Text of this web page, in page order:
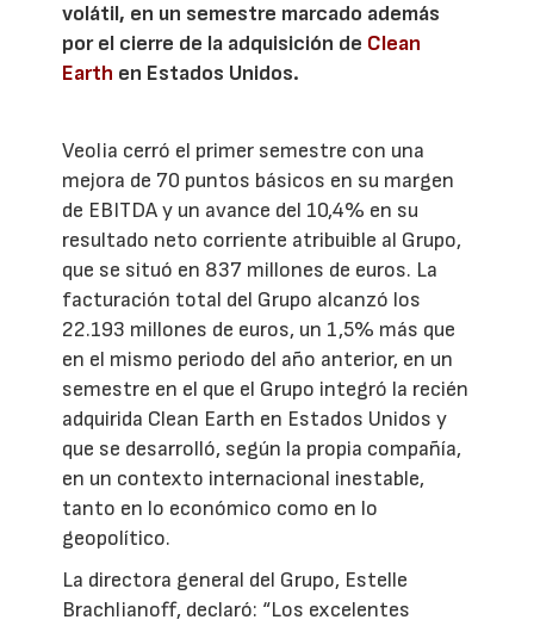
volátil, en un semestre marcado además
por el cierre de la adquisición de Clean
Earth en Estados Unidos.
Veolia cerró el primer semestre con una
mejora de 70 puntos básicos en su margen
de EBITDA y un avance del 10,4% en su
resultado neto corriente atribuible al Grupo,
que se situó en 837 millones de euros. La
facturación total del Grupo alcanzó los
22.193 millones de euros, un 1,5% más que
en el mismo periodo del año anterior, en un
semestre en el que el Grupo integró la recién
adquirida Clean Earth en Estados Unidos y
que se desarrolló, según la propia compañía,
en un contexto internacional inestable,
tanto en lo económico como en lo
geopolítico.
La directora general del Grupo, Estelle
Brachlianoff, declaró: “Los excelentes